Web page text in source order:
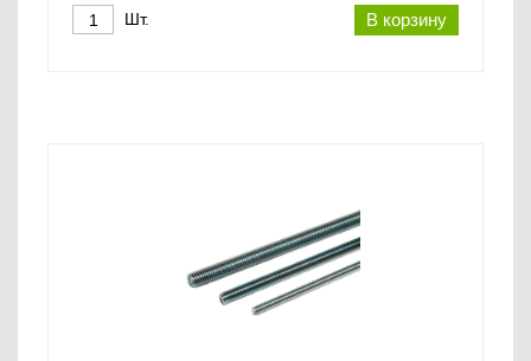
В корзину
Шт.